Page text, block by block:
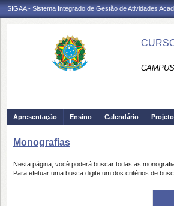
SIGAA - Sistema Integrado de Gestão de Atividades
Apresentação Ensino Calendário
Monografias
Nesta página, você poderá buscar todas as
Para efetuar uma busca digite um dos critérios de